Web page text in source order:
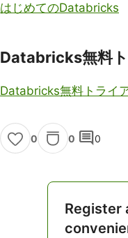
はじめてのDatabricks
Databricks無料
Databricks無料トライ
0 0 comment0
Register